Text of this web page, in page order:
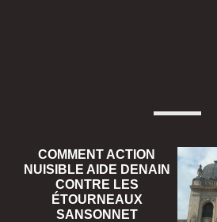
COMMENT ACTION
NUISIBLE AIDE DENAIN
CONTRE LES
ÉTOURNEAUX
SANSONNET